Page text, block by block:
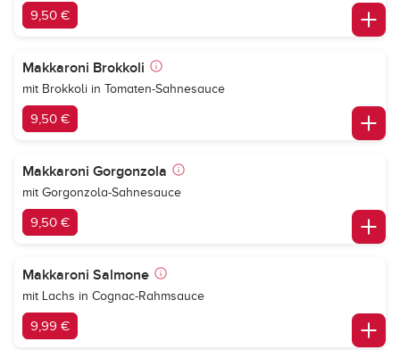
9,50 €
Makkaroni Brokkoli
mit Brokkoli in Tomaten-Sahnesauce
9,50 €
Makkaroni Gorgonzola
mit Gorgonzola-Sahnesauce
9,50 €
Makkaroni Salmone
mit Lachs in Cognac-Rahmsauce
9,99 €